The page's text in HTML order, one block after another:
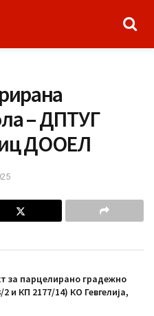
– ДПТУГ
ДООЕЛ
за парцелирано градежно
и КП 2177/14) КО Гевгелија,